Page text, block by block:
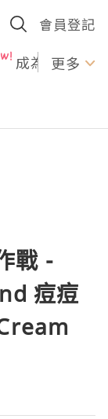
會員登記
成為U更多
戰 -
痘痘